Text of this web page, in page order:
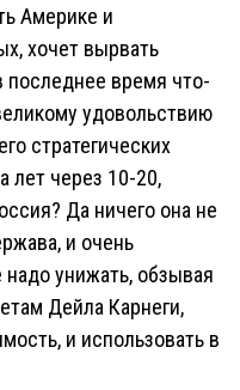
Америке и
хочет вырвать
последнее время что-
удовольствию
стратегических
лет через 10-20,
Да ничего она не
и очень
унижать, обзывая
Дейла Карнеги,
и использовать в